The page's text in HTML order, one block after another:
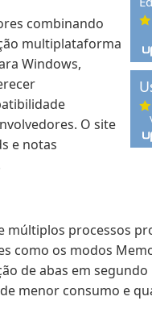
combinando
multiplataforma
Windows,
O site
e notas
múltiplos processos
como os modos
de abas em
menor consumo e